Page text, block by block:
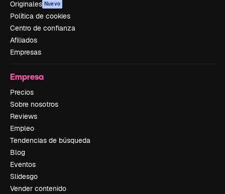
Originales Nuevo
Política de cookies
Centro de confianza
Afiliados
Empresas
Empresa
Precios
Sobre nosotros
Reviews
Empleo
Tendencias de búsqueda
Blog
Eventos
Slidesgo
Vender contenido